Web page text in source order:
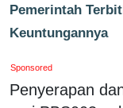
Pemerintah
Keuntungannya
Sponsored
Penyerapan